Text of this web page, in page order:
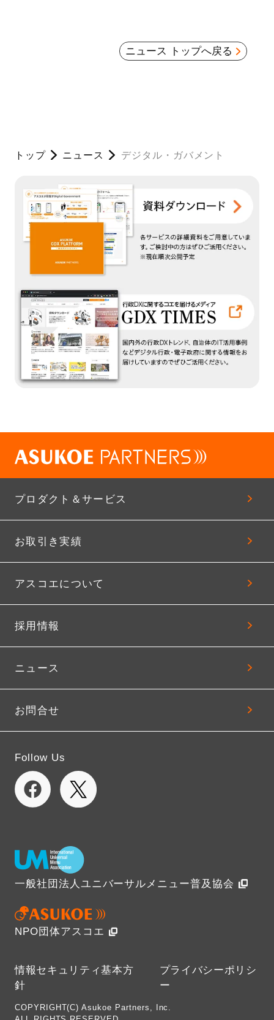
ニュース トップへ戻る
トップ ニュース デジタル・ガバメント
プロダクト＆サービス
お取引き実績
アスコエについて
採用情報
ニュース
お問合せ
Follow Us
一般社団法人ユニバーサルメニュー普及協会
NPO団体アスコエ
COPYRIGHT(C) Asukoe Partners, Inc.
情報セキュリティ基本方
針
プライバシーポリシ
ー